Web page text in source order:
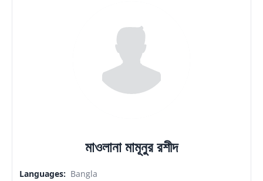
মাওলানা মামূনুর রশীদ
Languages: Bangla